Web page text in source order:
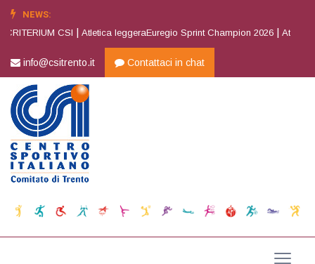
NEWS:
CSI |Atletica leggeraEuregio Sprint Champion 2026 |Atletica
info@csitrento.it Contattaci in chat